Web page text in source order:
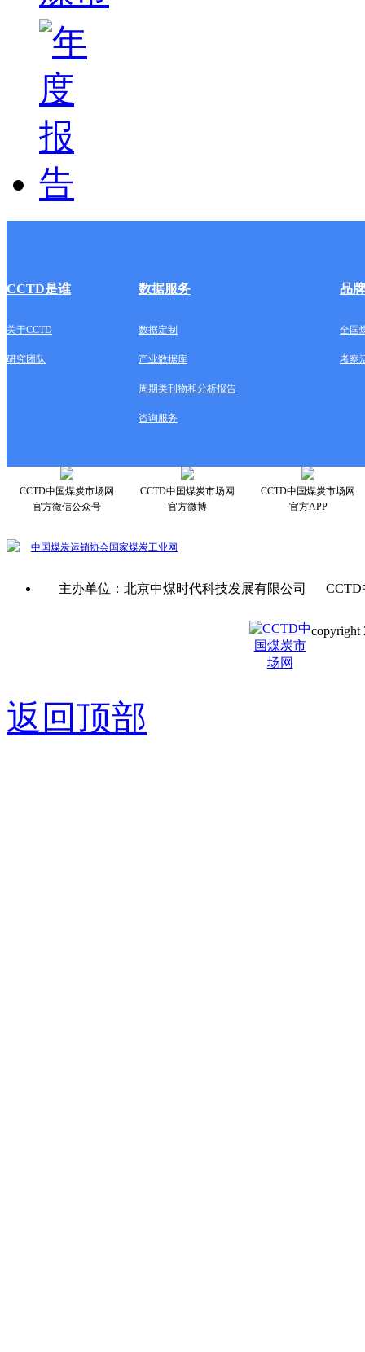
CCTD是谁 数据服务 品
关于CCTD 数据定制 全国
研究团队 产业数据库 考察
周期类刊物和分析报告
咨询服务
CCTD中国煤炭市场网
官方微信公众号
CCTD中国煤炭市场网
官方微博
CCTD中国煤炭市场网
官方APP
中国煤炭运销协会国家煤炭工业网
主办单位：北京中煤时代科技发展有限公司
copyright
返回顶部